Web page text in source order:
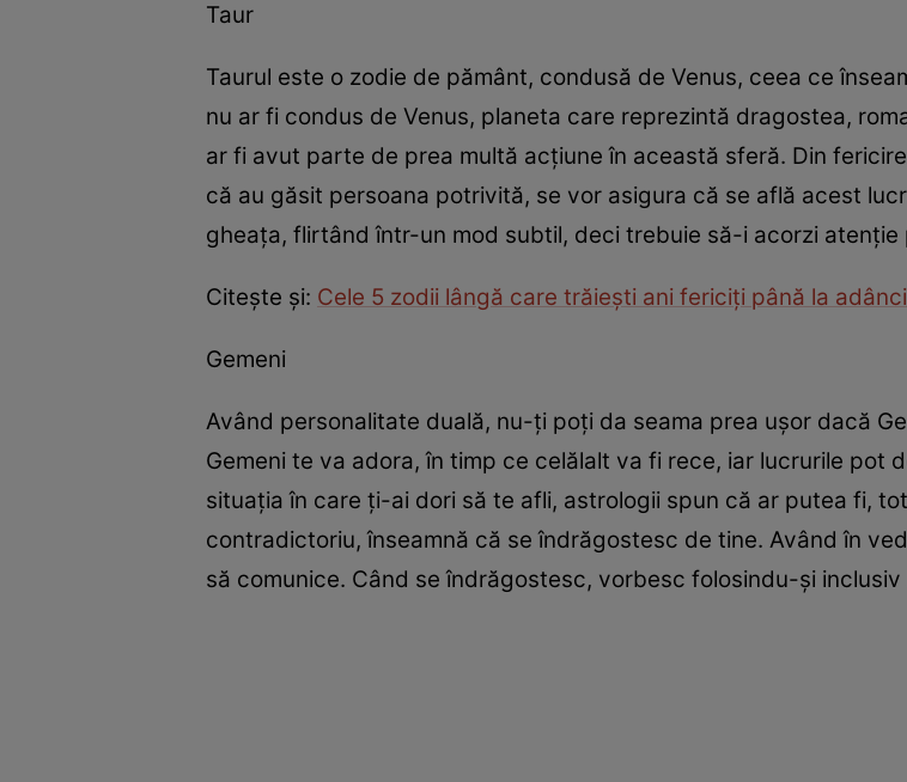
Taur
Taurul este o zodie de pământ, condusă de Venus, ceea ce
nu ar fi condus de Venus, planeta care reprezintă dragostea,
ar fi avut parte de prea multă acţiune în această sferă. Din
că au găsit persoana potrivită, se vor asigura că se află acest
gheaţa, flirtând într-un mod subtil, deci trebuie să-i acorzi
Citeşte şi: Cele 5 zodii lângă care trăieşti ani fericiţi până la
Gemeni
Având personalitate duală, nu-ţi poţi da seama prea uşor dacă
Gemeni te va adora, în timp ce celălalt va fi rece, iar lucrurile pot
situaţia în care ţi-ai dori să te afli, astrologii spun că ar putea fi,
contradictoriu, înseamnă că se îndrăgostesc de tine. Având în
să comunice. Când se îndrăgostesc, vorbesc folosindu-şi inclusiv